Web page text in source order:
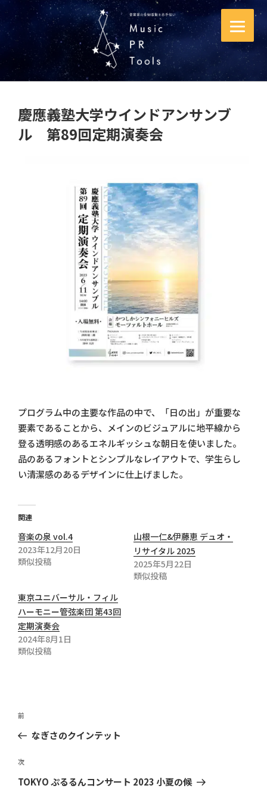
ン
テ
へ
慶應義塾大学ウインドアンサンブ
ル 第89回定期演奏会
プログラム中の主要な作品の中で、「日の出」が重要な
要素であることから、メインのビジュアルに地平線から
登る透明感のあるエネルギッシュな朝日を使いました。
品のあるフォントとシンプルなレイアウトで、学生らし
い清潔感のあるデザインに仕上げました。
関連
音楽の泉 vol.4
2023年12月20日
類似投稿
山根一仁&伊藤恵 デュオ・
リサイタル 2025
2025年5月22日
類似投稿
東京ユニバーサル・フィル
ハーモニー管弦楽団 第43回
定期演奏会
2024年8月1日
類似投稿
投
稿
ナ
ビ
ゲ
ー
前
の
稿
前
なぎさのクインテット
次
の
次
TOKYO ぷるるんコンサート 2023 小夏の候